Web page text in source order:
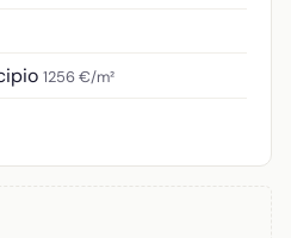
1256 €/m²